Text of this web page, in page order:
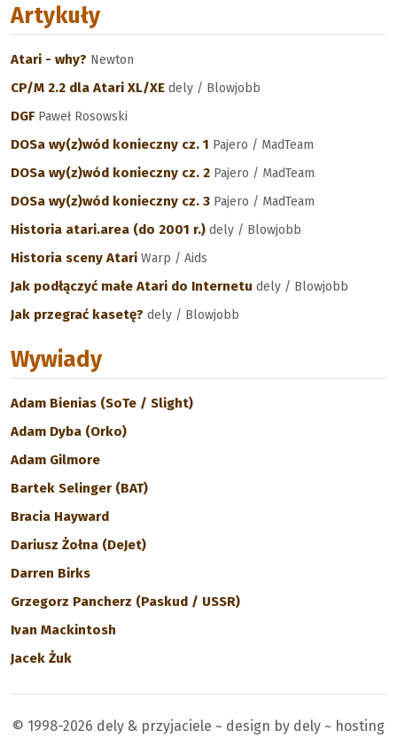
Artykuły
Atari - why? Newton
CP/M 2.2 dla Atari XL/XE dely / Blowjobb
DGF Paweł Rosowski
DOSa wy(z)wód konieczny cz. 1 Pajero / MadTeam
DOSa wy(z)wód konieczny cz. 2 Pajero / MadTeam
DOSa wy(z)wód konieczny cz. 3 Pajero / MadTeam
Historia atari.area (do 2001 r.) dely / Blowjobb
Historia sceny Atari Warp / Aids
Jak podłączyć małe Atari do Internetu dely / Blowjobb
Jak przegrać kasetę? dely / Blowjobb
Wywiady
Adam Bienias (SoTe / Slight)
Adam Dyba (Orko)
Adam Gilmore
Bartek Selinger (BAT)
Bracia Hayward
Dariusz Żołna (DeJet)
Darren Birks
Grzegorz Pancherz (Paskud / USSR)
Ivan Mackintosh
Jacek Żuk
© 1998-2026 dely & przyjaciele ~ design by dely ~ hosting